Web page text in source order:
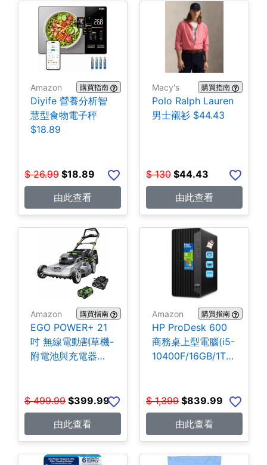
Amazon 購買指南
Diyife 營養分析智
慧型食物電子秤
$18.89
$ 26.99 $18.89
由此查看
Macy's 購買指南
Polo Ralph Lauren
男士襯衫 $44.43
$ 130 $44.43
由此查看
Amazon 購買指南
EGO POWER+ 21
吋 無線電動割草機-
附電池與充電器
$ 499.99 $399.99
由此查看
Amazon 購買指南
HP ProDesk 600
商務桌上型電腦(i5-
10400F/16GB/1TB
$ 1,399 $839.99
由此查看